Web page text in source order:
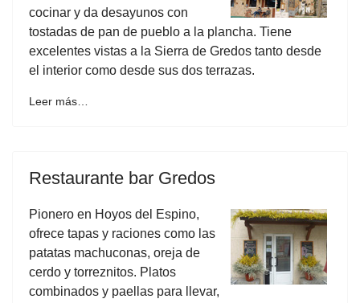
cocinar y da desayunos con
tostadas de pan de pueblo a la plancha. Tiene
excelentes vistas a la Sierra de Gredos tanto desde
el interior como desde sus dos terrazas.
Leer más…
Restaurante bar Gredos
Pionero en Hoyos del Espino,
ofrece tapas y raciones como las
patatas machuconas, oreja de
cerdo y torreznitos. Platos
combinados y paellas para llevar,